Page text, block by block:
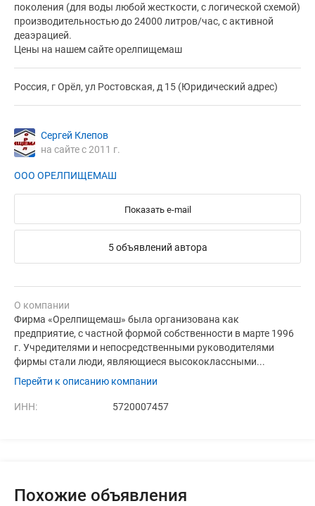
поколения (для воды любой жесткости, с логической схемой)
производительностью до 24000 литров/час, с активной
деаэрацией.
Цены на нашем сайте орелпищемаш
Россия, г Орёл, ул Ростовская, д 15 (Юридический адрес)
Сергей Клепов
на сайте с 2011 г.
ООО ОРЕЛПИЩЕМАШ
Показать e-mail
5 объявлений автора
О компании
Фирма «Орелпищемаш» была организована как
предприятие, с частной формой собственности в марте 1996
г. Учредителями и непосредственными руководителями
фирмы стали люди, являющиеся высококлассными...
Перейти к описанию компании
ИНН: 5720007457
Похожие объявления